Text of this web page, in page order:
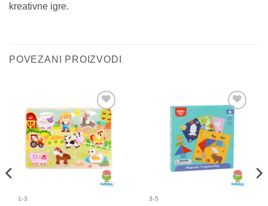
kreativne igre.
POVEZANI PROIZVODI
Sačuvaj
proizvod
1-3
Sačuvaj
proizvod
3-5